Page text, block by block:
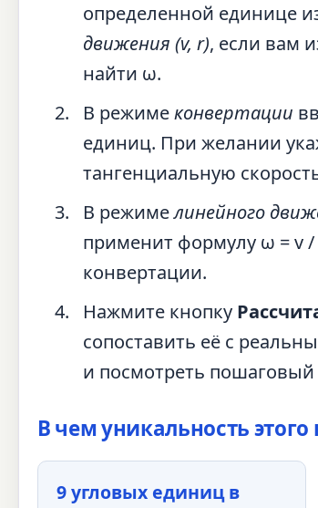
определенной единице
движения (v, r), если вам
найти ω.
В режимеконвертации
единиц. При желании
тангенциальную
В режимелинейного
применит формулу ω = v
конвертации.
Нажмите кнопку
сопоставить её с
и посмотреть
В чем уникальность этого
9 угловых единиц в